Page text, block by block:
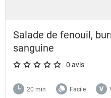
Salade de fenouil,
sanguine
A star rating of 0 out of 5.
0 avis
20 min Facile